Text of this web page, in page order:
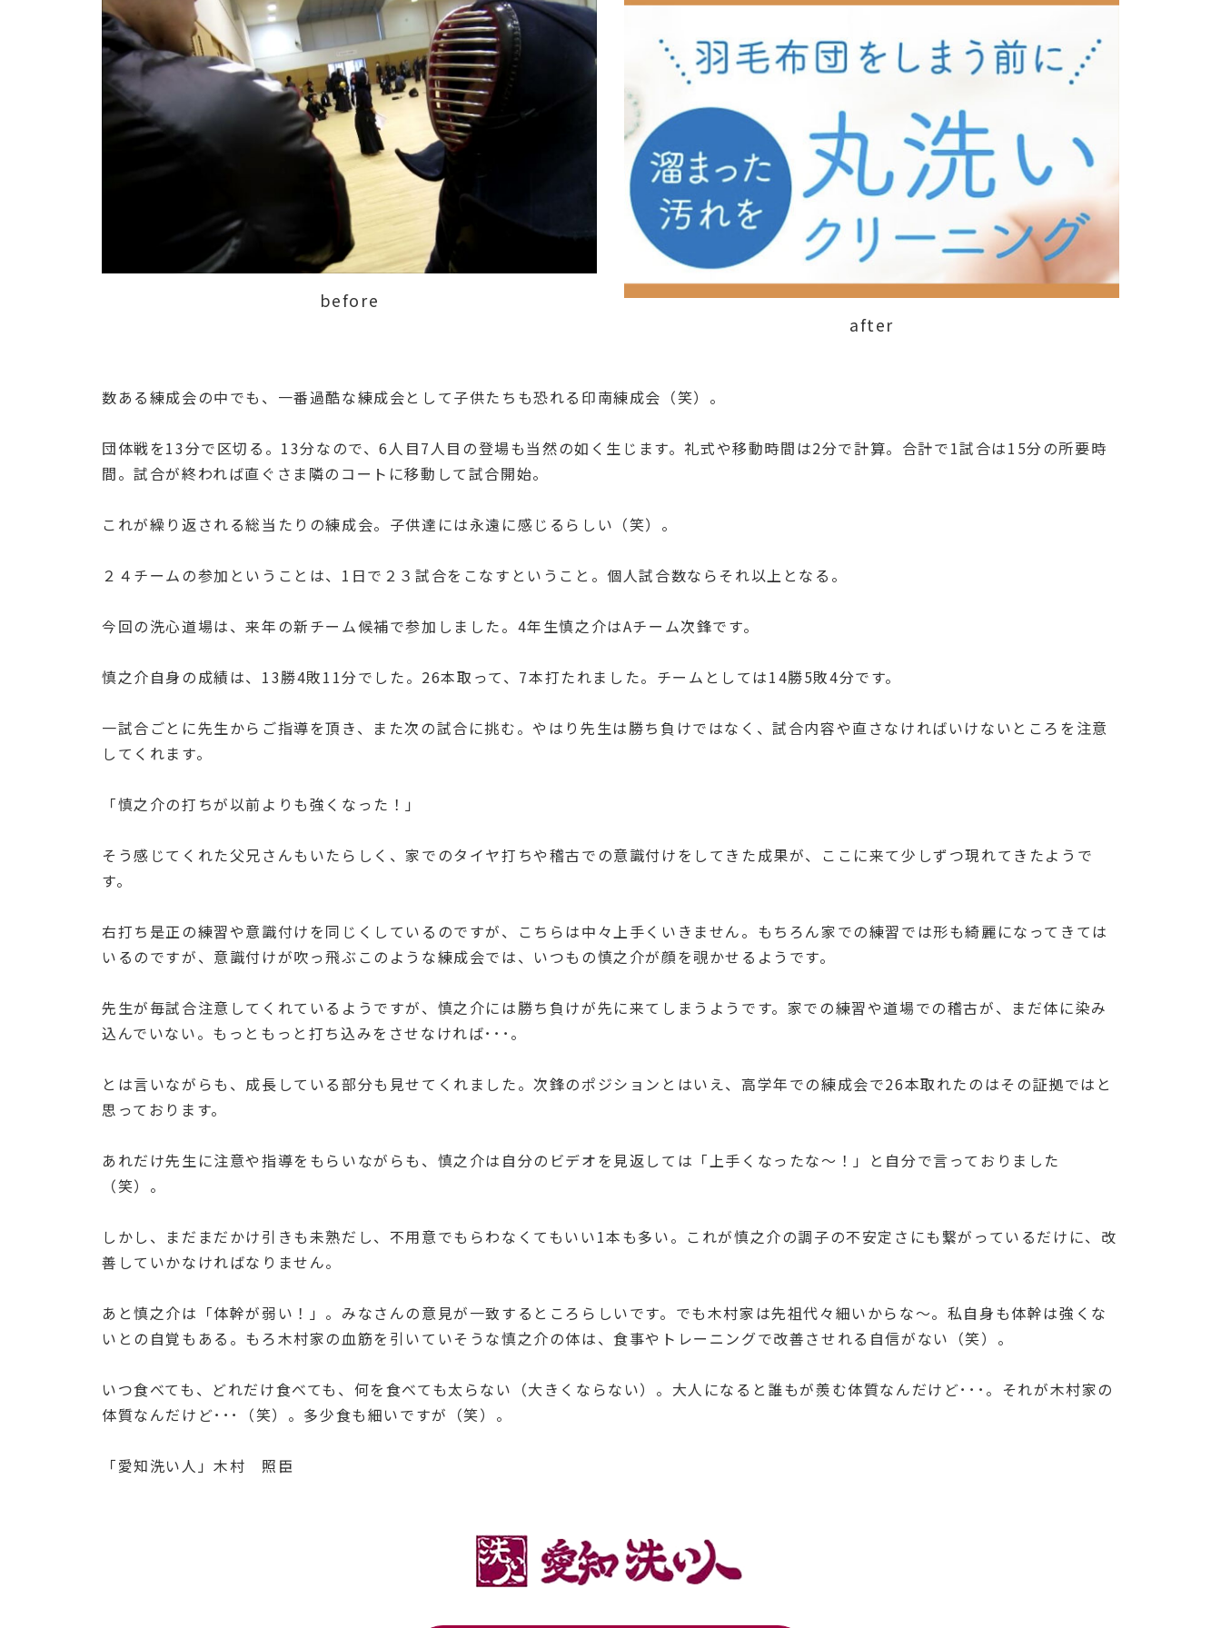
before
after
数ある練成会の中でも、一番過酷な練成会として子供たちも恐れる印南練成会（笑）。
団体戦を13分で区切る。13分なので、6人目7人目の登場も当然の如く生じます。礼式や移動時間は2分で計算。合計で1試合は15分の所要時
間。試合が終われば直ぐさま隣のコートに移動して試合開始。
これが繰り返される総当たりの練成会。子供達には永遠に感じるらしい（笑）。
２４チームの参加ということは、1日で２３試合をこなすということ。個人試合数ならそれ以上となる。
今回の洗心道場は、来年の新チーム候補で参加しました。4年生慎之介はAチーム次鋒です。
慎之介自身の成績は、13勝4敗11分でした。26本取って、7本打たれました。チームとしては14勝5敗4分です。
一試合ごとに先生からご指導を頂き、また次の試合に挑む。やはり先生は勝ち負けではなく、試合内容や直さなければいけないところを注意
してくれます。
「慎之介の打ちが以前よりも強くなった！」
そう感じてくれた父兄さんもいたらしく、家でのタイヤ打ちや稽古での意識付けをしてきた成果が、ここに来て少しずつ現れてきたようで
す。
右打ち是正の練習や意識付けを同じくしているのですが、こちらは中々上手くいきません。もちろん家での練習では形も綺麗になってきては
いるのですが、意識付けが吹っ飛ぶこのような練成会では、いつもの慎之介が顔を覗かせるようです。
先生が毎試合注意してくれているようですが、慎之介には勝ち負けが先に来てしまうようです。家での練習や道場での稽古が、まだ体に染み
込んでいない。もっともっと打ち込みをさせなければ･･･。
とは言いながらも、成長している部分も見せてくれました。次鋒のポジションとはいえ、高学年での練成会で26本取れたのはその証拠ではと
思っております。
あれだけ先生に注意や指導をもらいながらも、慎之介は自分のビデオを見返しては「上手くなったな～！」と自分で言っておりました
（笑）。
しかし、まだまだかけ引きも未熟だし、不用意でもらわなくてもいい1本も多い。これが慎之介の調子の不安定さにも繋がっているだけに、改
善していかなければなりません。
あと慎之介は「体幹が弱い！」。みなさんの意見が一致するところらしいです。でも木村家は先祖代々細いからな～。私自身も体幹は強くな
いとの自覚もある。もろ木村家の血筋を引いていそうな慎之介の体は、食事やトレーニングで改善させれる自信がない（笑）。
いつ食べても、どれだけ食べても、何を食べても太らない（大きくならない）。大人になると誰もが羨む体質なんだけど･･･。それが木村家の
体質なんだけど･･･（笑）。多少食も細いですが（笑）。
「愛知洗い人」木村 照臣